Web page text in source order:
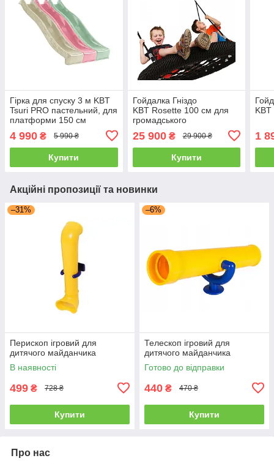
Гірка для спуску 3 м KBT
Tsuri PRO пастельний, для
платформи 150 см
4 990 ₴ 5 990 ₴
Купити
Гойдалка Гніздо
KBT Rosette 100 см для
громадського
25 900₴ 29 900 ₴
Купити
1
Акційні пропозиції та новинки
–31%
Перископ ігровий для
дитячого майданчика
В наявності
499 ₴ 728 ₴
Купити
–6%
Телескоп ігровий для
дитячого майданчика
Готово до відправки
440 ₴ 470 ₴
Купити
Про нас